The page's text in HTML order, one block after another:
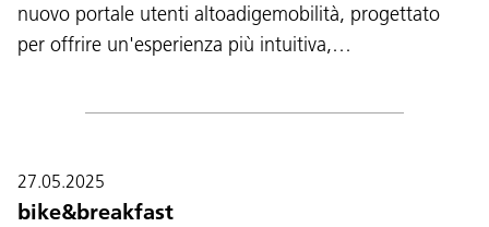
nuovo portale utenti altoadigemobilità, progettato
per offrire un'esperienza più intuitiva,…
27.05.2025
bike&breakfast